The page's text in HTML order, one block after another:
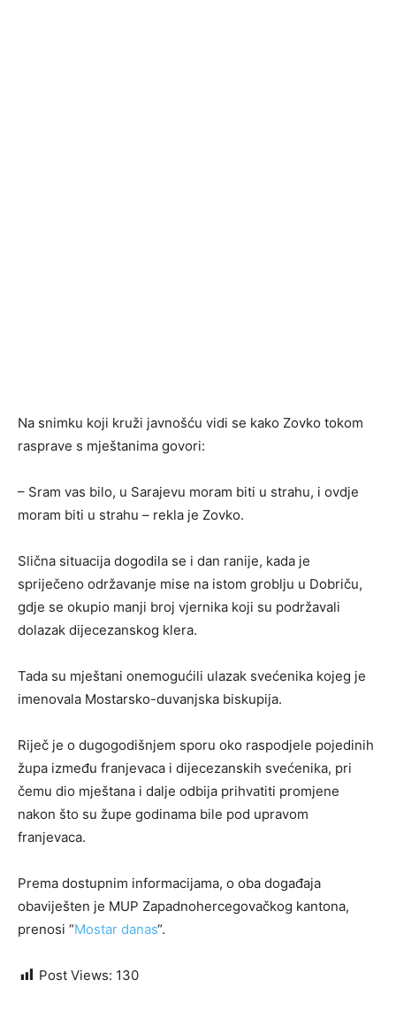
Na snimku koji kruži javnošću vidi se kako Zovko tokom
rasprave s mještanima govori:
– Sram vas bilo, u Sarajevu moram biti u strahu, i ovdje
moram biti u strahu – rekla je Zovko.
Slična situacija dogodila se i dan ranije, kada je
spriječeno održavanje mise na istom groblju u Dobriču,
gdje se okupio manji broj vjernika koji su podržavali
dolazak dijecezanskog klera.
Tada su mještani onemogućili ulazak svećenika kojeg je
imenovala Mostarsko-duvanjska biskupija.
Riječ je o dugogodišnjem sporu oko raspodjele pojedinih
župa između franjevaca i dijecezanskih svećenika, pri
čemu dio mještana i dalje odbija prihvatiti promjene
nakon što su župe godinama bile pod upravom
franjevaca.
Prema dostupnim informacijama, o oba događaja
obaviješten je MUP Zapadnohercegovačkog kantona,
prenosi “Mostar danas“.
Post Views: 130